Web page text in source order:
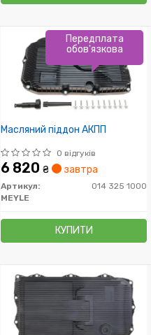
Масляний піддон АКПП
0 відгуків
6 820 ₴ завтра
Артикул:
014 325 1000
MEYLE
КУПИТИ
Передплата
обов'язкова